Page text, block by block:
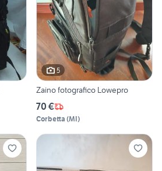
5
Zaino fotografico Lowepro
70 €
Corbetta (MI)